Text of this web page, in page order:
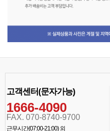
고객센터(문자가능)
1666-4090
FAX. 070-8740-9700
근무시간(07:00-21:00) 외